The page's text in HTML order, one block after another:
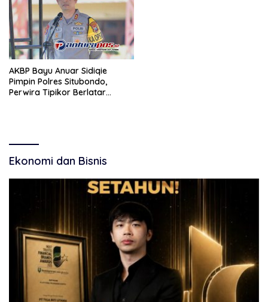
AKBP Bayu Anuar Sidiqie
Pimpin Polres Situbondo,
Perwira Tipikor Berlatar
Ekonomi dan Bisnis